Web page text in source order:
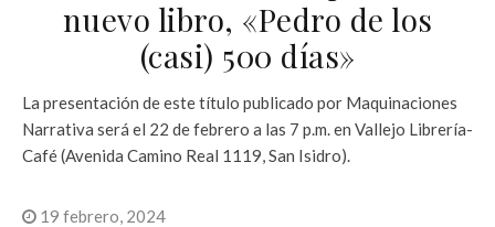
nuevo libro, «Pedro de los
(casi) 500 días»
La presentación de este título publicado por Maquinaciones
Narrativa será el 22 de febrero a las 7 p.m. en Vallejo Librería-
Café (Avenida Camino Real 1119, San Isidro).
19 febrero, 2024